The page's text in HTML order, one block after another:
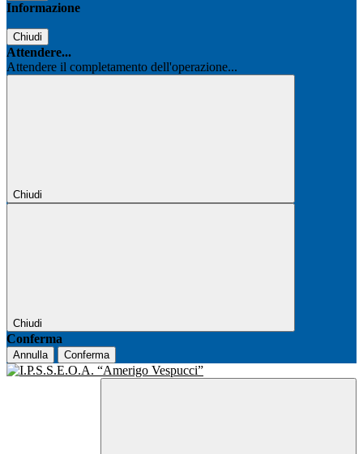
Informazione
Chiudi
Attendere...
Attendere il completamento dell'operazione...
Chiudi
Chiudi
Conferma
Annulla Conferma